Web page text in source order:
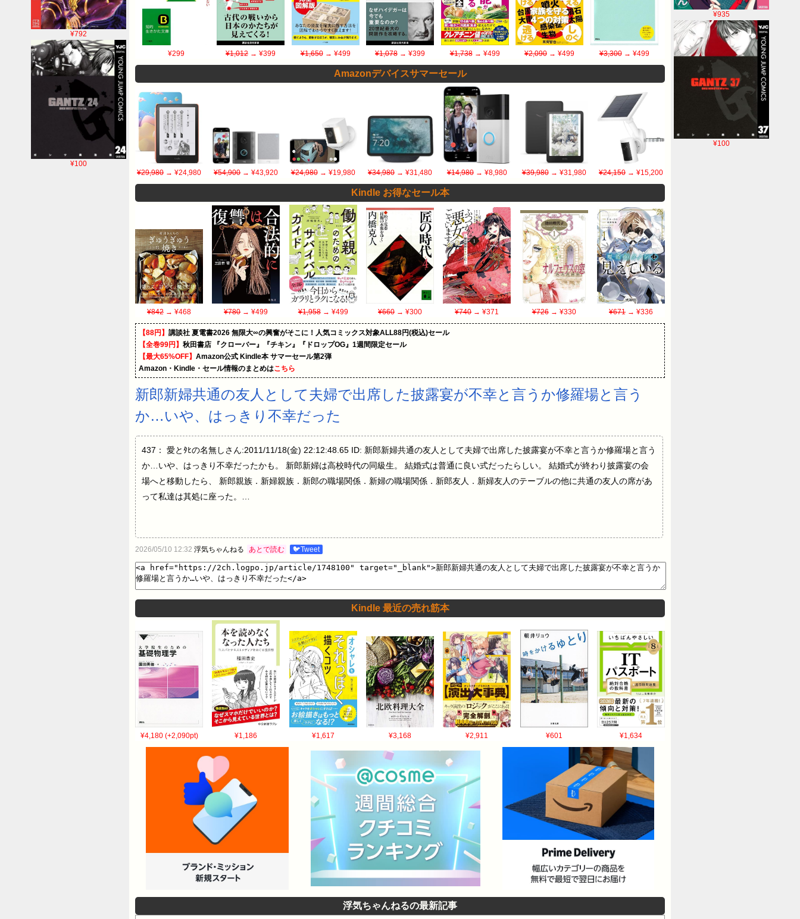
¥935
¥100
¥792
¥100
¥299 ¥1,012 → ¥399 ¥1,650→ ¥499 ¥1,078 → ¥399 ¥1,738→ ¥499 ¥2,090 → ¥499 ¥3,300→ ¥499
Amazonデバイスサマーセール
¥29,980 → ¥24,980 ¥54,900→ ¥43,920 ¥24,980→ ¥19,980 ¥34,980→ ¥31,480 ¥14,980→ ¥8,980 ¥39,980→ ¥31,980 ¥24,150→ ¥15,200
Kindle お得なセール本
¥842 → ¥468 ¥780→ ¥499 ¥1,958→ ¥499 ¥660→ ¥300 ¥740→ ¥371 ¥726→ ¥330 ¥671→ ¥336
【88円】 講談社 夏電書2026 無限大∞の興奮がそこに！人気コミックス対象ALL88円(税込)セール
【全巻99円】 秋田書店 『クローバー』『チキン』『ドロップOG』1週間限定セール
【最大65%OFF】 Amazon公式 Kindle本 サマーセール第2弾
Amazon・Kindle・セール情報のまとめはこちら
新郎新婦共通の友人として夫婦で出席した披露宴が不幸と言うか修羅場と言う
か…いや、はっきり不幸だった
437： 愛とﾀﾋの名無しさん:2011/11/18(金) 22:12:48.65 ID: 新郎新婦共通の友人として夫婦で出席した披露宴が不幸と言うか修羅場と言う
か…いや、はっきり不幸だったかも。 新郎新婦は高校時代の同級生。 結婚式は普通に良い式だったらしい。 結婚式が終わり披露宴の会
場へと移動したら、 新郎親族．新婦親族．新郎の職場関係．新婦の職場関係．新郎友人．新婦友人のテーブルの他に共通の友人の席があ
って私達は其処に座った。…
2026/05/10 12:32 浮気ちゃんねる あとで読む 🐦Tweet
Kindle 最近の売れ筋本
¥4,180 (+2,090pt) ¥1,186 ¥1,617 ¥3,168 ¥2,911 ¥601 ¥1,634
浮気ちゃんねるの最新記事